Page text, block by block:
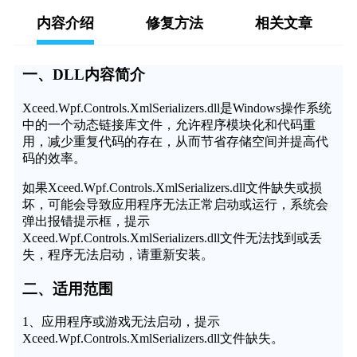
内容介绍 修复方法 相关文章
一、DLL内容简介
Xceed.Wpf.Controls.XmlSerializers.dll是Windows操作系统
中的一个动态链接库文件，允许程序模块化和代码重
用，减少重复代码的存在，从而节省存储空间并提高代
码的效率。
如果Xceed.Wpf.Controls.XmlSerializers.dll文件缺失或损
坏，可能会导致应用程序无法正常启动或运行，系统会
弹出报错提示框，提示
Xceed.Wpf.Controls.XmlSerializers.dll文件无法找到或丢
失，程序无法启动，请重新安装。
二、适用范围
1、应用程序或游戏无法启动，提示
Xceed.Wpf.Controls.XmlSerializers.dll文件缺失。